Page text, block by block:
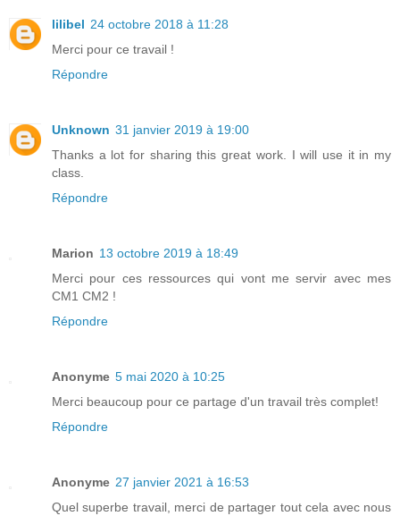
lilibel 24 octobre 2018 à 11:28
Merci pour ce travail !
Répondre
Unknown 31 janvier 2019 à 19:00
Thanks a lot for sharing this great work. I will use it in my
class.
Répondre
Marion 13 octobre 2019 à 18:49
Merci pour ces ressources qui vont me servir avec mes
CM1 CM2 !
Répondre
Anonyme 5 mai 2020 à 10:25
Merci beaucoup pour ce partage d'un travail très complet!
Répondre
Anonyme 27 janvier 2021 à 16:53
Quel superbe travail, merci de partager tout cela avec nous